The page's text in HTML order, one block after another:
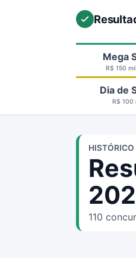
Mega
R$ 150
Dia de
R$ 100
110